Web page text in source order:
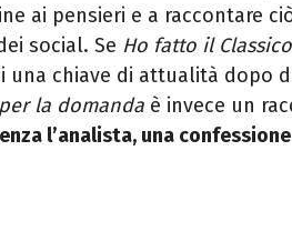
ai pensieri e a raccontare
social. Se Ho fatto il Classico
chiave di attualità dopo
la domanda è invece un
l’analista, una